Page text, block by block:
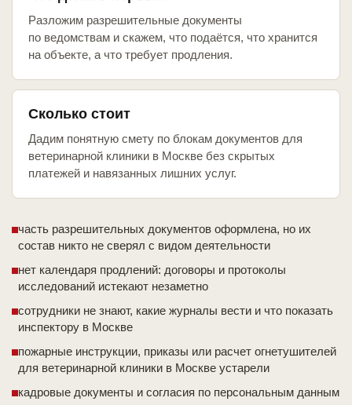
Разложим разрешительные документы
по ведомствам и скажем, что подаётся, что хранится
на объекте, а что требует продления.
Сколько стоит
Дадим понятную смету по блокам документов для
ветеринарной клиники в Москве без скрытых
платежей и навязанных лишних услуг.
часть разрешительных документов оформлена, но их
состав никто не сверял с видом деятельности
нет календаря продлений: договоры и протоколы
исследований истекают незаметно
сотрудники не знают, какие журналы вести и что показать
инспектору в Москве
пожарные инструкции, приказы или расчет огнетушителей
для ветеринарной клиники в Москве устарели
кадровые документы и согласия по персональным данным